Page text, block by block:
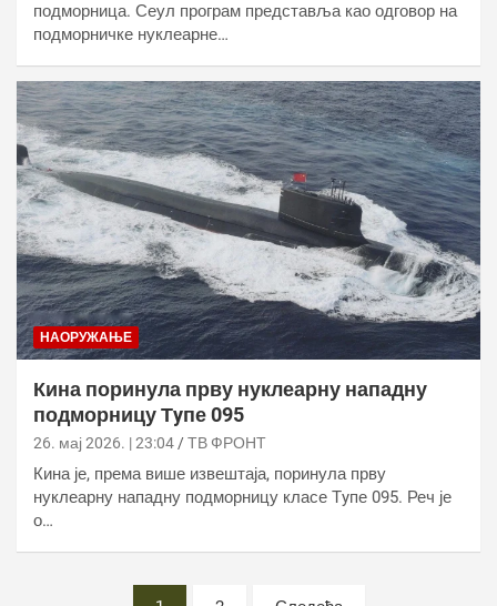
подморница. Сеул програм представља као одговор на
подморничке нуклеарне…
НАОРУЖАЊЕ
Кина поринула прву нуклеарну нападну
подморницу Тyпе 095
26. мај 2026. | 23:04 ТВ ФРОНТ
Кина је, према више извештаја, поринула прву
нуклеарну нападну подморницу класе Тyпе 095. Реч је
о…